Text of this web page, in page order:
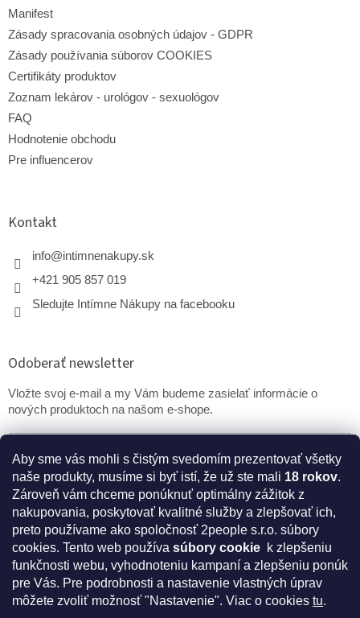
Aby sme vás mohli s čistým svedomím prezentovať všetky
naše produkty, musíme si byť istí, že už ste mali 18 rokov.
Zároveň vám chceme ponúknuť optimálny zážitok z
nakupovania, poskytovať kvalitné služby a zlepšovať ich,
preto používame ako spoločnosť 2people s.r.o. súbory
cookies. Tento web používa súbory cookie k zlepšeniu
funkčnosti webu, vyhodnoteniu kampaní a zlepšeniu ponúk
pre Vás. Pre podrobnosti a nastavenie vlastných úprav
môžete zvoliť možnosť "Nastavenie". Viac o cookies tu.
Manifest
Zásady spracovania osobných údajov - GDPR
Zásady používania súborov COOKIES
Certifikáty produktov
Zoznam lekárov - urológov - sexuológov
FAQ
Hodnotenie obchodu
Pre influencerov
Kontakt
info@intimnenakupy.sk
+421 905 857 019
Sledujte Intímne Nákupy na facebooku
Odoberať newsletter
Vložte svoj e-mail a my Vám budeme zasielať informácie o
nových produktoch na našom e-shope.
PRIHLÁSIŤ SA
* Disclaimer: Bezpečnostné prehlásenie k výživovým
doplnkom a kozmetike